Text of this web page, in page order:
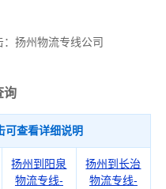
扬州物流专线公司
询
可查看详细说明
扬州到阳泉
物流专线-
扬州到长治
物流专线-